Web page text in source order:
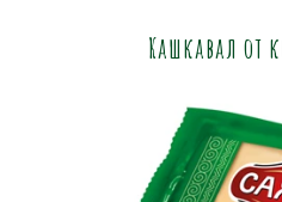
Кашкавал от